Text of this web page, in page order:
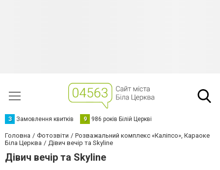
З Замовлення квитків 9 986 років Білій Церкві
Головна Фотозвіти
Розважальний комплекс «Каліпсо», Караоке
Біла Церква
Дівич вечір та Skyline
Дівич вечір та Skyline